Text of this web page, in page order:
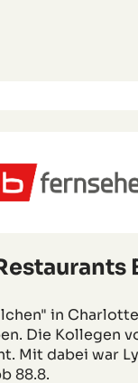
in
Die Kollegen
Mit dabei war
88.8.